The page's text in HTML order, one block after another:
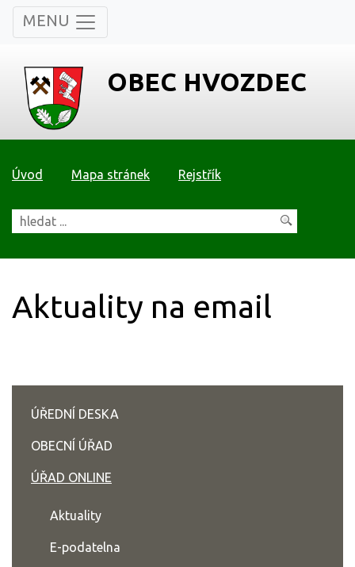
MENU
OBEC HVOZDEC
Úvod Mapa stránek Rejstřík
Aktuality na email
ÚŘEDNÍ DESKA
OBECNÍ ÚŘAD
ÚŘAD ONLINE
Aktuality
E-podatelna